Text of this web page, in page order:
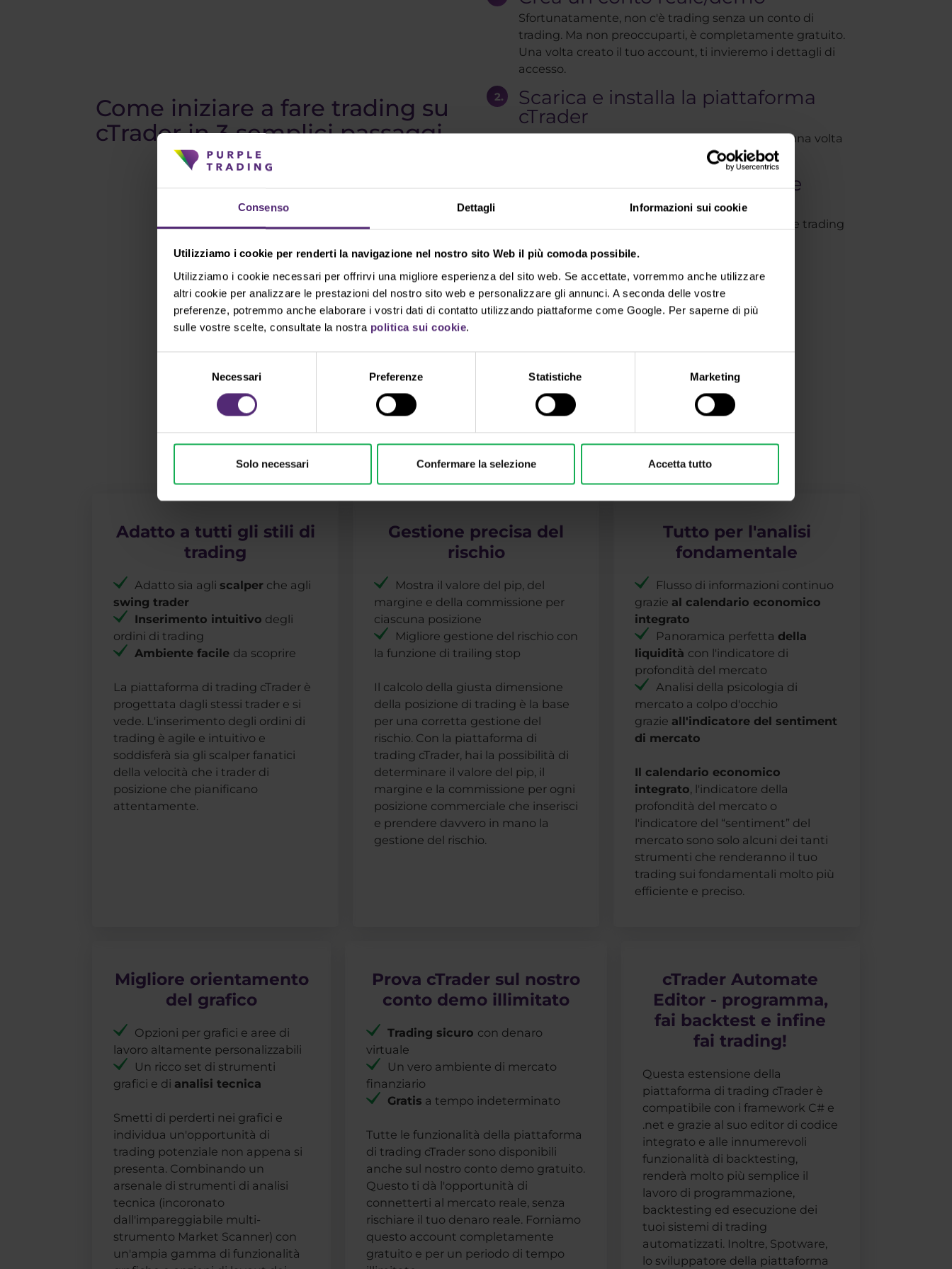
Consenso Dettagli Informazioni sui cookie
Utilizziamo i cookie per renderti la navigazione nel nostro sito Web il più comoda possibile.
Utilizziamo i cookie necessari per offrirvi una migliore esperienza del sito web. Se accettate, vorremmo anche utilizzare
altri cookie per analizzare le prestazioni del nostro sito web e personalizzare gli annunci. A seconda delle vostre
preferenze, potremmo anche elaborare i vostri dati di contatto utilizzando piattaforme come Google. Per saperne di più
sulle vostre scelte, consultate la nostra politica sui cookie.
Necessari Preferenze Statistiche Marketing
Solo necessari Confermare la selezione Accetta tutto
Come iniziare a fare trading su
cTrader in 3 semplici passaggi
Sfortunatamente, non c'è trading senza un conto di
trading. Ma non preoccuparti, è completamente gratuito.
Una volta creato il tuo account, ti invieremo i dettagli di
accesso.
Scarica e installa la piattaforma
cTrader
L'installazione è completamente automatica e una volta
completata troverai l'icona cTrader sul desktop.
Accedi a cTrader e inizia a fare
Ora sei completamente pronto per provare a fare trading
Apri un conto Reale Apri un conto Demo
Il tuo capitale è a rischio.
Adatto a tutti gli stili di
trading
Adatto sia agli scalper che agli
swing trader
Inserimento intuitivo degli
ordini di trading
Ambiente facile da scoprire
La piattaforma di trading cTrader è
progettata dagli stessi trader e si
vede. L'inserimento degli ordini di
trading è agile e intuitivo e
soddisferà sia gli scalper fanatici
della velocità che i trader di
posizione che pianificano
attentamente.
Gestione precisa del
rischio
Mostra il valore del pip, del
margine e della commissione per
ciascuna posizione
Migliore gestione del rischio con
la funzione di trailing stop
Il calcolo della giusta dimensione
della posizione di trading è la base
per una corretta gestione del
rischio. Con la piattaforma di
trading cTrader, hai la possibilità di
determinare il valore del pip, il
margine e la commissione per ogni
posizione commerciale che inserisci
e prendere davvero in mano la
gestione del rischio.
Tutto per l'analisi
fondamentale
Flusso di informazioni continuo
grazie al calendario economico
integrato
Panoramica perfetta della
liquidità con l'indicatore di
profondità del mercato
Analisi della psicologia di
mercato a colpo d'occhio
grazie all'indicatore del sentiment
di mercato
Il calendario economico
integrato, l'indicatore della
profondità del mercato o
l'indicatore del “sentiment” del
mercato sono solo alcuni dei tanti
strumenti che renderanno il tuo
trading sui fondamentali molto più
efficiente e preciso.
Migliore orientamento
del grafico
Opzioni per grafici e aree di
lavoro altamente personalizzabili
Un ricco set di strumenti
grafici e di analisi tecnica
Smetti di perderti nei grafici e
individua un'opportunità di
trading potenziale non appena si
presenta. Combinando un
arsenale di strumenti di analisi
tecnica (incoronato
dall'impareggiabile multi-
strumento Market Scanner) con
un'ampia gamma di funzionalità
Prova cTrader sul nostro
conto demo illimitato
Trading sicuro con denaro
virtuale
Un vero ambiente di mercato
finanziario
Gratis a tempo indeterminato
Tutte le funzionalità della piattaforma
di trading cTrader sono disponibili
anche sul nostro conto demo gratuito.
Questo ti dà l'opportunità di
connetterti al mercato reale, senza
rischiare il tuo denaro reale. Forniamo
questo account completamente
gratuito e per un periodo di tempo
cTrader Automate
Editor - programma,
fai backtest e infine
fai trading!
Questa estensione della
piattaforma di trading cTrader è
compatibile con i framework C# e
.net e grazie al suo editor di codice
integrato e alle innumerevoli
funzionalità di backtesting,
renderà molto più semplice il
lavoro di programmazione,
backtesting ed esecuzione dei
tuoi sistemi di trading
automatizzati. Inoltre, Spotware,
lo sviluppatore della piattaforma